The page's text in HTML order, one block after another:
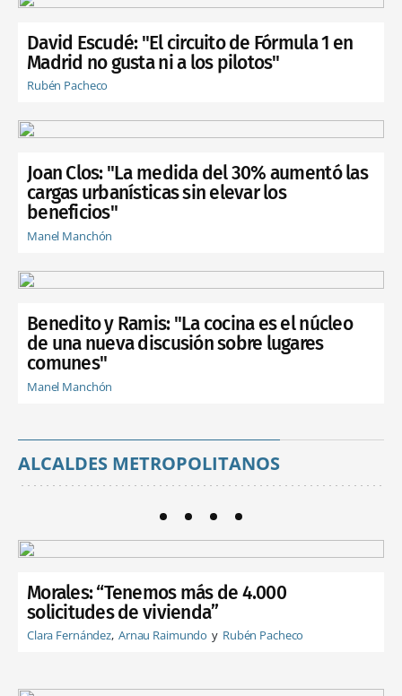
David Escudé: "El circuito de Fórmula 1 en
Madrid no gusta ni a los pilotos"
Rubén Pacheco
Joan Clos: "La medida del 30% aumentó las
cargas urbanísticas sin elevar los
beneficios"
Manel Manchón
Benedito y Ramis: "La cocina es el núcleo
de una nueva discusión sobre lugares
comunes"
Manel Manchón
ALCALDES METROPOLITANOS
Morales: “Tenemos más de 4.000
solicitudes de vivienda”
Clara Fernández Arnau Raimundo Rubén Pacheco